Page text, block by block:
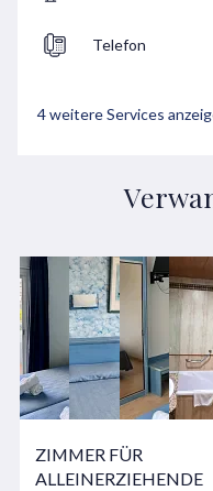
Telefon
4 weitere Services
ZIMMER FÜR
ALLEINERZIEHENDE